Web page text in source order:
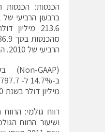
הרביעי של 2010. ההכנסות
מיליון דולר בשנת 2010.
ושיעור הרווח